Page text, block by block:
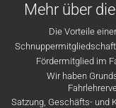
Mehr über
Die Vorteile
Fördermitglied im
Wir haben
Satzung, Geschäfts- und